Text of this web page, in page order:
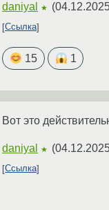
daniyal ★ (
Ссылка
15 1
Вот это
daniyal ★ (
Ссылка